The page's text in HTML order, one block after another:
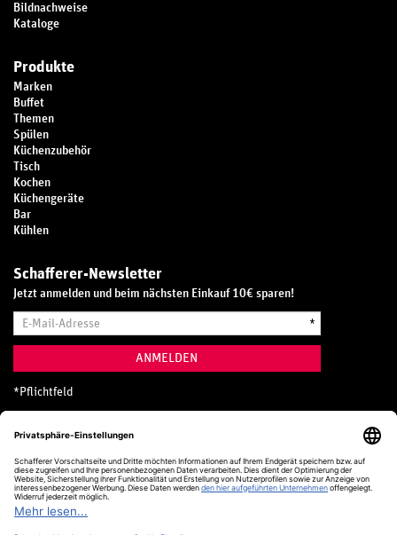
Bildnachweise
Kataloge
Produkte
Marken
Buffet
Themen
Spülen
Küchenzubehör
Tisch
Kochen
Küchengeräte
Bar
Kühlen
Schafferer-Newsletter
Jetzt anmelden und beim nächsten Einkauf 10€ sparen!
Mail-
*
ANMELDEN
* Pflichtfeld
Hotline
0800 20 70 300 (D)
Kostenlos aus dem deutschen Festnetz
24 Stunden / 365 Tage im Jahr